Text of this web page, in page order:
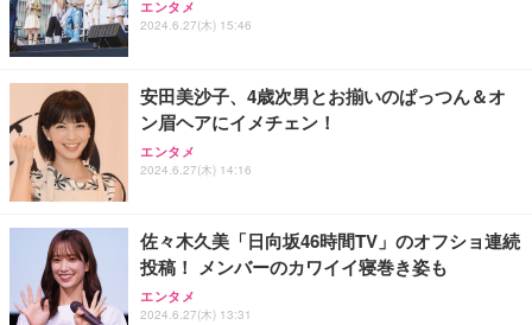
エンタメ
2024.6.27(木) 15:46
安田美沙子、4歳次男とお揃いのぱっつん＆オ
ン眉ヘアにイメチェン！
エンタメ
2024.6.27(木) 14:16
佐々木久美「日向坂46時間TV」のオフショ連続
投稿！ メンバーのカワイイ寝巻き姿も
エンタメ
2024.6.27(木) 13:31